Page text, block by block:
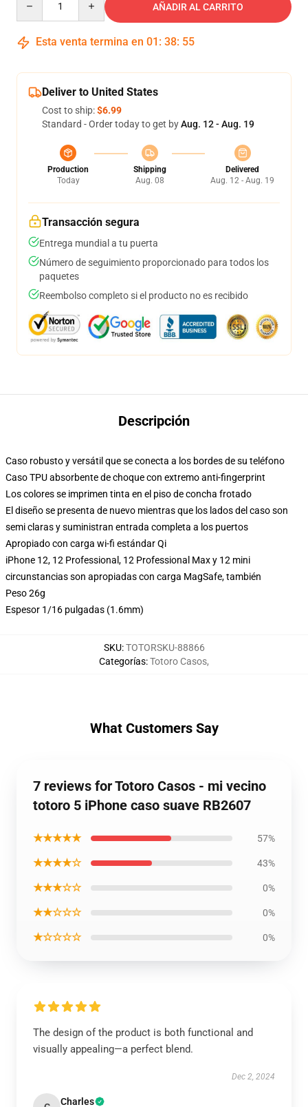
AÑADIR AL CARRITO
Esta venta termina en 01 : 38: 54
Deliver to United States
Cost to ship:$6.99
Standard - Order today to get byAug. 12 - Aug. 19
Production
Today
Shipping
Aug. 08
Delivered
Aug. 12 - Aug. 19
Transacción segura
Entrega mundial a tu puerta
Número de seguimiento proporcionado para todos los
paquetes
Reembolso completo si el producto no es recibido
Descripción
Caso robusto y versátil que se conecta a los bordes de su teléfono
Caso TPU absorbente de choque con extremo anti-fingerprint
Los colores se imprimen tinta en el piso de concha frotado
El diseño se presenta de nuevo mientras que los lados del caso son
semi claras y suministran entrada completa a los puertos
Apropiado con carga wi-fi estándar Qi
iPhone 12, 12 Professional, 12 Professional Max y 12 mini
circunstancias son apropiadas con carga MagSafe, también
Peso 26g
Espesor 1/16 pulgadas (1.6mm)
SKU:TOTORSKU-88866
Categorías:Totoro Casos,
What Customers Say
7 reviews for Totoro Casos - mi vecino
totoro 5 iPhone caso suave RB2607
★★★★★ 57%
★★★★☆ 43%
★★★☆☆ 0%
★★☆☆☆ 0%
★☆☆☆☆ 0%
The design of the product is both functional and
visually appealing—a perfect blend.
Dec 2, 2024
Charles